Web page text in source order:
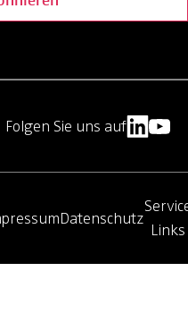
Datenschutz
Links
Folgen Sie uns auf